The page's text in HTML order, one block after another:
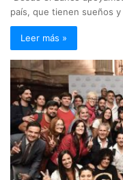
país, que tienen sueños
Leer más »